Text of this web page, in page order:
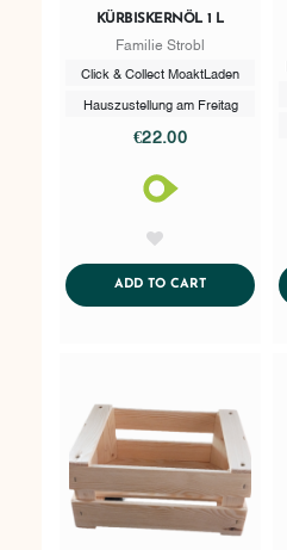
KÜRBISKERNÖL 1 L
Familie Strobl
Click & Collect MoaktLaden
Hauszustellung am Freitag
€22.00
ADD TO CARTADDTOCART